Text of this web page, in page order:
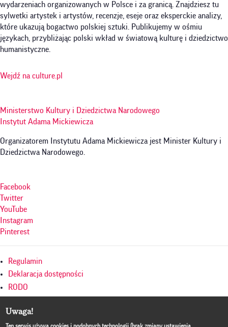
wydarzeniach organizowanych w Polsce i za granicą. Znajdziesz tu
sylwetki artystek i artystów, recenzje, eseje oraz eksperckie analizy,
które ukazują bogactwo polskiej sztuki. Publikujemy w ośmiu
językach, przybliżając polski wkład w światową kulturę i dziedzictwo
humanistyczne.
Wejdź na culture.pl
Ministerstwo Kultury i Dziedzictwa Narodowego
Instytut Adama Mickiewicza
Organizatorem Instytutu Adama Mickiewicza jest Minister Kultury i
Dziedzictwa Narodowego.
Facebook
Twitter
YouTube
Instagram
Pinterest
Menu
w
stopce
Regulamin
Deklaracja dostępności
RODO
Mapa serwisu
Uwaga!